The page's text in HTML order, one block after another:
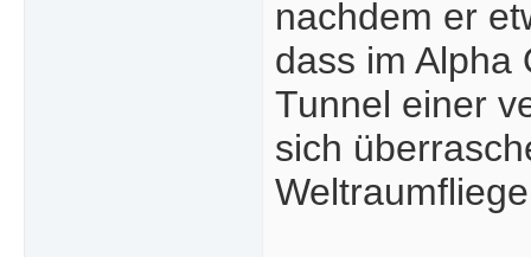
nachdem er
dass im Alpha
Tunnel einer
sich